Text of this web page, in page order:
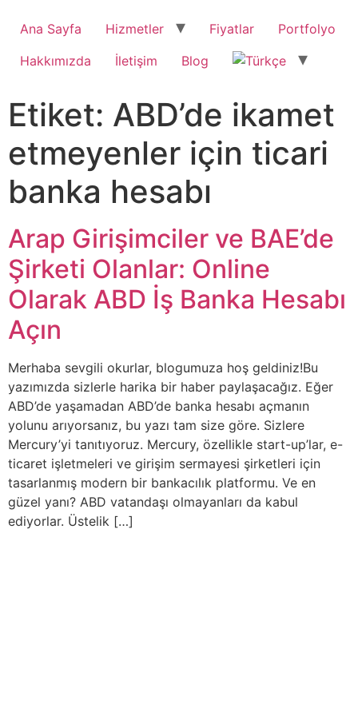
Ana Sayfa Hizmetler Fiyatlar
Portfolyo
Hakkımızda
İletişim Blog
Etiket: ABD’de ikamet
etmeyenler için ticari
banka hesabı
Arap Girişimciler ve BAE’de
Şirketi Olanlar: Online
Olarak ABD İş Banka Hesabı
Açın
Merhaba sevgili okurlar, blogumuza hoş geldiniz!Bu
yazımızda sizlerle harika bir haber paylaşacağız. Eğer
ABD’de yaşamadan ABD’de banka hesabı açmanın
yolunu arıyorsanız, bu yazı tam size göre. Sizlere
Mercury’yi tanıtıyoruz. Mercury, özellikle start-up’lar, e-
ticaret işletmeleri ve girişim sermayesi şirketleri için
tasarlanmış modern bir bankacılık platformu. Ve en
güzel yanı? ABD vatandaşı olmayanları da kabul
ediyorlar. Üstelik […]